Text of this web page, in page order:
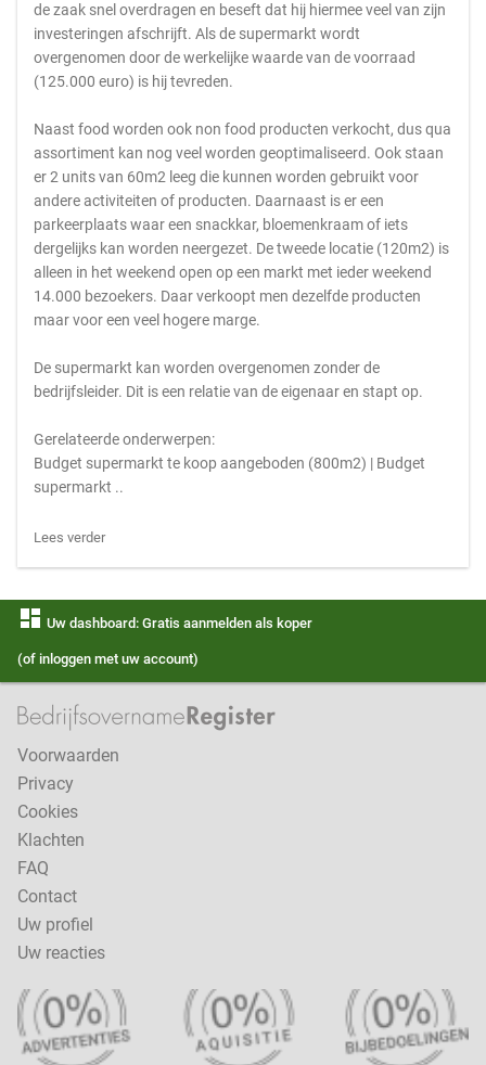
de zaak snel overdragen en beseft dat hij hiermee veel van zijn
investeringen afschrijft. Als de supermarkt wordt
overgenomen door de werkelijke waarde van de voorraad
(125.000 euro) is hij tevreden.
Naast food worden ook non food producten verkocht, dus qua
assortiment kan nog veel worden geoptimaliseerd. Ook staan
er 2 units van 60m2 leeg die kunnen worden gebruikt voor
andere activiteiten of producten. Daarnaast is er een
parkeerplaats waar een snackkar, bloemenkraam of iets
dergelijks kan worden neergezet. De tweede locatie (120m2) is
alleen in het weekend open op een markt met ieder weekend
14.000 bezoekers. Daar verkoopt men dezelfde producten
maar voor een veel hogere marge.
De supermarkt kan worden overgenomen zonder de
bedrijfsleider. Dit is een relatie van de eigenaar en stapt op.
Gerelateerde onderwerpen:
Budget supermarkt te koop aangeboden (800m2) | Budget
supermarkt ..
Lees verder
dashboard Uw dashboard: Gratis aanmelden als koper
(of inloggen met uw account)
Voorwaarden
Privacy
Cookies
Klachten
FAQ
Contact
Uw profiel
Uw reacties